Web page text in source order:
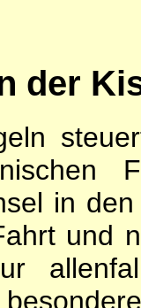
der
in
und